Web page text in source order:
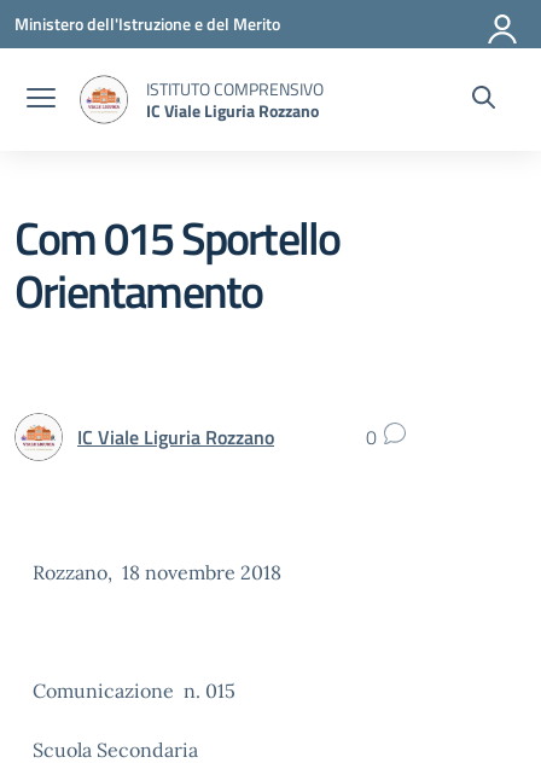
Vai ai contenuti
Vai al menu di navigazione
Vai al footer
Ministero dell'Istruzione e del Merito
ISTITUTO COMPRENSIVO
IC Viale Liguria Rozzano
Com 015 Sportello
Orientamento
IC Viale Liguria Rozzano 0
Rozzano, 18 novembre 2018
Comunicazione n. 015
Scuola Secondaria